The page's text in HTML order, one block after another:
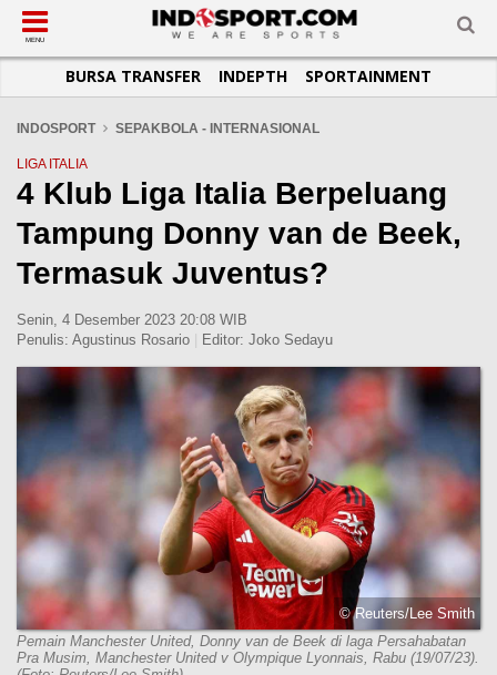
SUB-MENU
SEPAKBOLA
LIGA INGGRIS
LIGA ITALIA
LIGA SPANYOL
LIGA JERMAN
LIGA PRANCIS
LIGA EUROPA
SUB-MENU
SPORTAINMENT
SUB-MENU
OTOMOTIF
OTOMANIA
SUB-MENU
BASKET
FUTSAL
OLIMPIK
E-SPORT
SUB-MENU
JADWAL
SUB-MENU
TOPIK HARI INI
INFOGRAFIS
GALERI FOTO
TEMPAT OLAHRAGA
KOMUNITAS SEHAT
MENU
BURSA TRANSFER INDEPTH SPORTAINMENT
INDOSPORT SEPAKBOLA - INTERNASIONAL
LIGA ITALIA
4 Klub Liga Italia Berpeluang
Tampung Donny van de Beek,
Termasuk Juventus?
Senin, 4 Desember 2023 20:08 WIB
Penulis: Agustinus Rosario Editor: Joko Sedayu
© Reuters/Lee Smith
Pemain Manchester United, Donny van de Beek di laga Persahabatan
Pra Musim, Manchester United v Olympique Lyonnais, Rabu (19/07/23).